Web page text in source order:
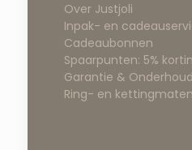
Over Justjoli
Inpak- en
Cadeaubonnen
Spaarpunten: 5%
Garantie & Onderhoud
Ring- en kettingmaten